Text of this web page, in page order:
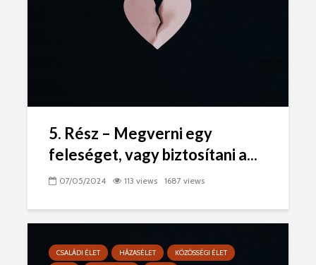
5. Rész – Megverni egy
feleséget, vagy biztosítani a...
07/05/2024 113 views 1687 views
CSALÁDI ÉLET HÁZASÉLET
KÖZÖSSÉGI ÉLET